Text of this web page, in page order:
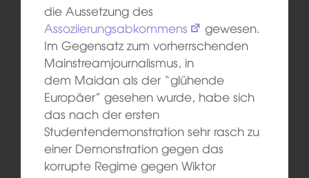
die Aussetzung des
Assoziierungsabkommens
gewesen.
Im Gegensatz zum vorherrschenden
Mainstreamjournalismus, in
dem Maidan als der “glühende
Europäer” gesehen wurde, habe sich
das nach der ersten
Studentendemonstration sehr rasch zu
einer Demonstration gegen das
korrupte Regime gegen Wiktor